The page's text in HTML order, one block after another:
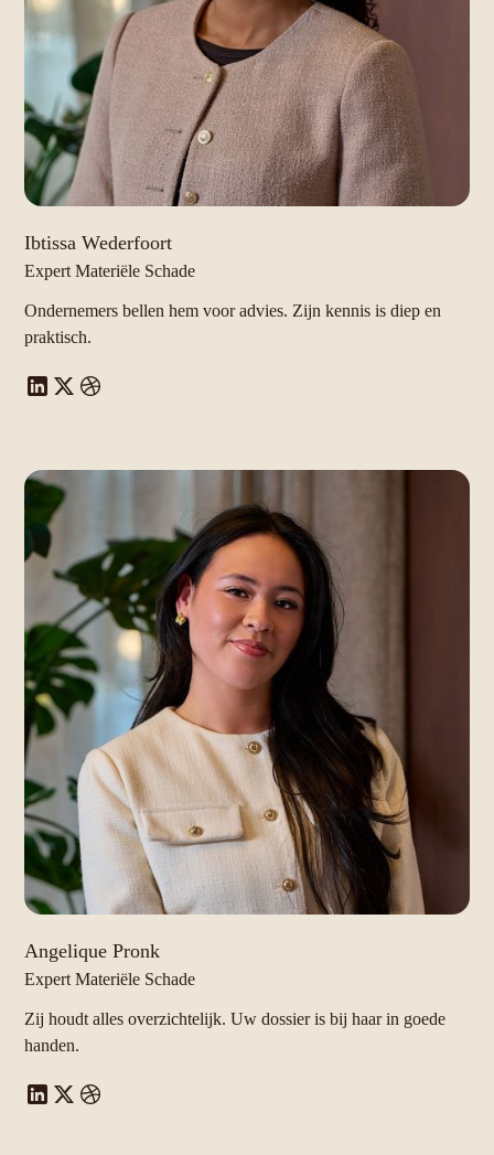
Ibtissa Wederfoort
Expert Materiële Schade
Ondernemers bellen hem voor advies. Zijn kennis is diep en
praktisch.
Angelique Pronk
Expert Materiële Schade
Zij houdt alles overzichtelijk. Uw dossier is bij haar in goede
handen.